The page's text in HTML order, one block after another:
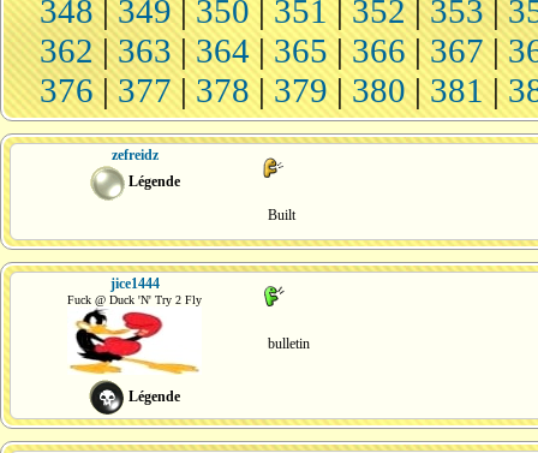
348|349|350 | 351 |352|353|
362|363|364 |365 |366|367|
376|377 | 378 | 379 | 380| 381 |
zefreidz
Légende
Built
jice1444
Fuck @ Duck 'N' Try 2 Fly
Légende
bulletin